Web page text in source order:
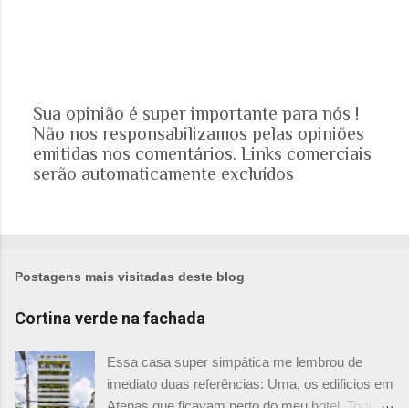
P
o
s
m
o
e
n
t
Sua opinião é super importante para nós !
Não nos responsabilizamos pelas opiniões
emitidas nos comentários. Links comerciais
serão automaticamente excluídos
Postagens mais visitadas deste blog
Cortina verde na fachada
Essa casa super simpática me lembrou de
imediato duas referências: Uma, os edificios em